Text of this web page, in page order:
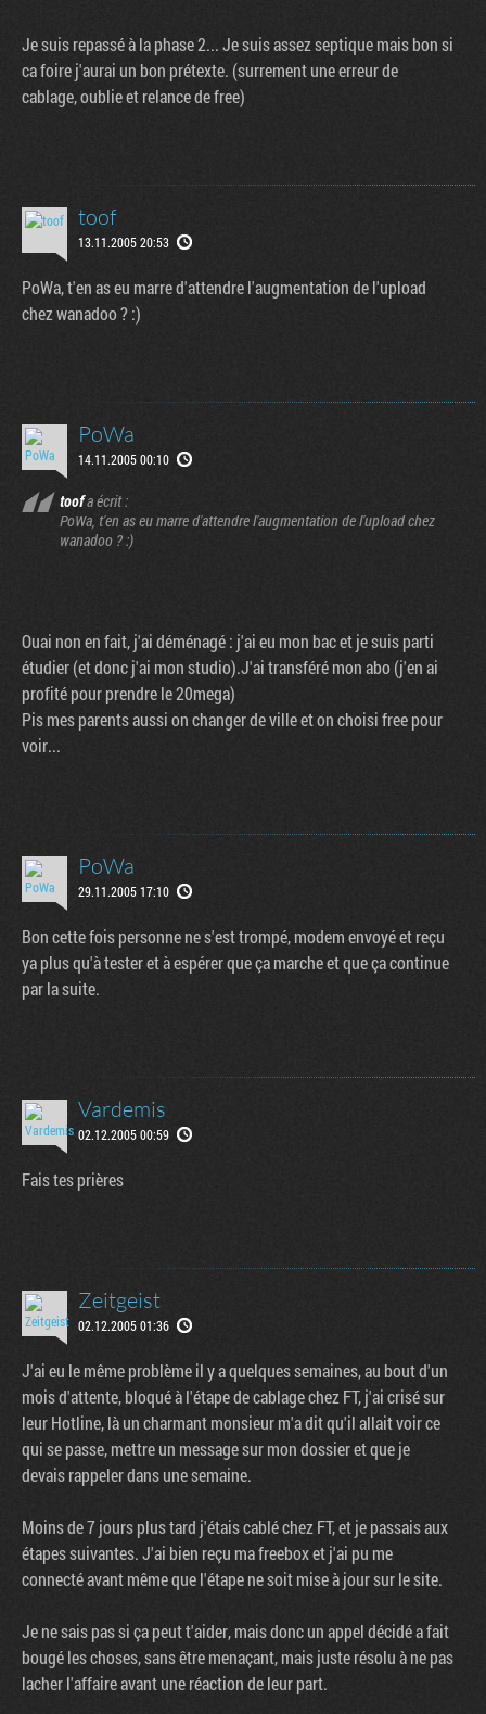
Je suis repassé à la phase 2... Je suis assez septique mais bon si
ca foire j'aurai un bon prétexte. (surrement une erreur de
cablage, oublie et relance de free)
toof
13.11.2005 20:53
PoWa, t'en as eu marre d'attendre l'augmentation de l'upload
chez wanadoo ? :)
PoWa
14.11.2005 00:10
toofa écrit :
PoWa, t'en as eu marre d'attendre l'augmentation de l'upload chez
wanadoo ? :)
Ouai non en fait, j'ai déménagé : j'ai eu mon bac et je suis parti
étudier (et donc j'ai mon studio).J'ai transféré mon abo (j'en ai
profité pour prendre le 20mega)
Pis mes parents aussi on changer de ville et on choisi free pour
voir...
PoWa
29.11.2005 17:10
Bon cette fois personne ne s'est trompé, modem envoyé et reçu
ya plus qu'à tester et à espérer que ça marche et que ça continue
par la suite.
Vardemis
02.12.2005 00:59
Fais tes prières
Zeitgeist
02.12.2005 01:36
J'ai eu le même problème il y a quelques semaines, au bout d'un
mois d'attente, bloqué à l'étape de cablage chez FT, j'ai crisé sur
leur Hotline, là un charmant monsieur m'a dit qu'il allait voir ce
qui se passe, mettre un message sur mon dossier et que je
devais rappeler dans une semaine.
Moins de 7 jours plus tard j'étais cablé chez FT, et je passais aux
étapes suivantes. J'ai bien reçu ma freebox et j'ai pu me
connecté avant même que l'étape ne soit mise à jour sur le site.
Je ne sais pas si ça peut t'aider, mais donc un appel décidé a fait
bougé les choses, sans être menaçant, mais juste résolu à ne pas
lacher l'affaire avant une réaction de leur part.